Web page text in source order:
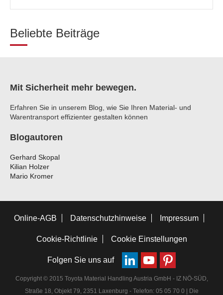
Beliebte Beiträge
Mit Sicherheit mehr bewegen.
Erfahren Sie in unserem Blog, wie Sie Ihren Material- und
Warentransport effizienter gestalten können
Blogautoren
Gerhard Skopal
Kilian Holzer
Mario Kromer
Online-AGB Datenschutzhinweise Impressum
Cookie-Richtlinie Cookie Einstellungen
Folgen Sie uns auf
Copyright © 2015 Toyota Material Handling Austria GmbH - IZ NÖ-SÜD,
Straße 18, Objekt 79, 2351 Laxenburg - Telefon: 05 05 70 0 | Die